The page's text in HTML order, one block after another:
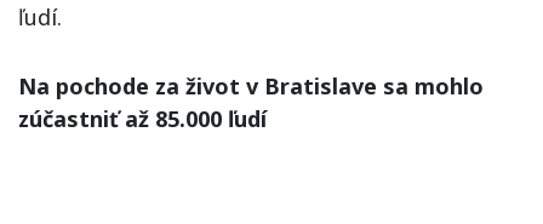
ľudí.
Na pochode za život v Bratislave sa mohlo
zúčastniť až 85.000 ľudí